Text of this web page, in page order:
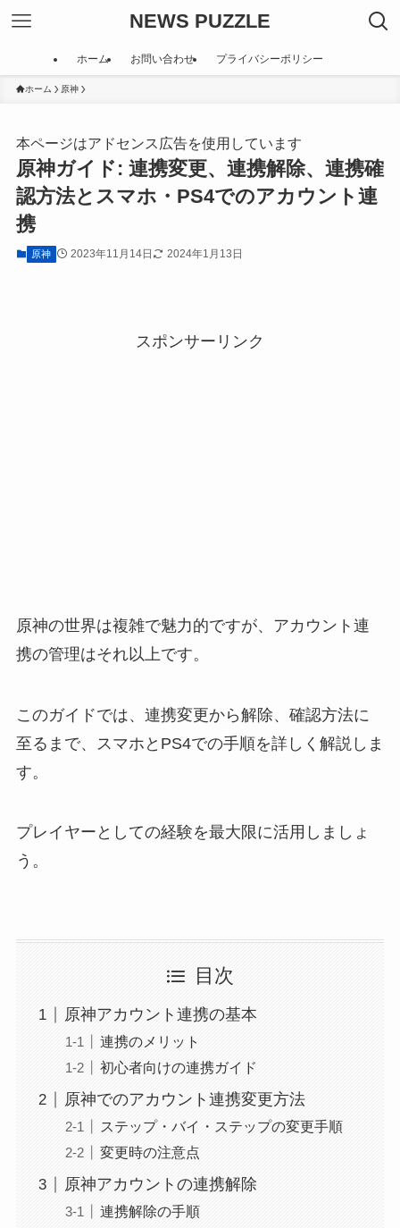
NEWS PUZZLE
ホーム お問い合わせ プライバシーポリシー
ホーム 原神
本ページはアドセンス広告を使用しています
原神ガイド: 連携変更、連携解除、連携確
認方法とスマホ・PS4でのアカウント連
携
原神 2023年11月14日 2024年1月13日
スポンサーリンク
原神の世界は複雑で魅力的ですが、アカウント連
携の管理はそれ以上です。
このガイドでは、連携変更から解除、確認方法に
至るまで、スマホとPS4での手順を詳しく解説しま
す。
プレイヤーとしての経験を最大限に活用しましょ
う。
目次
原神アカウント連携の基本
連携のメリット
初心者向けの連携ガイド
原神でのアカウント連携変更方法
ステップ・バイ・ステップの変更手順
変更時の注意点
原神アカウントの連携解除
連携解除の手順